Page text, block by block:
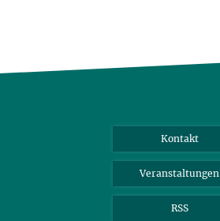
Kontakt
Veranstaltungen
RSS